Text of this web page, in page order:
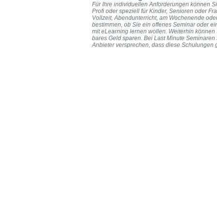
Für Ihre individuellen Anforderungen können
Profi oder speziell für Kinder, Senioren oder
Vollzeit, Abendunterricht, am Wochenende
bestimmen, ob Sie ein offenes Seminar oder
mit eLearning lernen wollen. Weiterhin
bares Geld sparen. Bei Last Minute
Anbieter versprechen, dass diese Schulungen